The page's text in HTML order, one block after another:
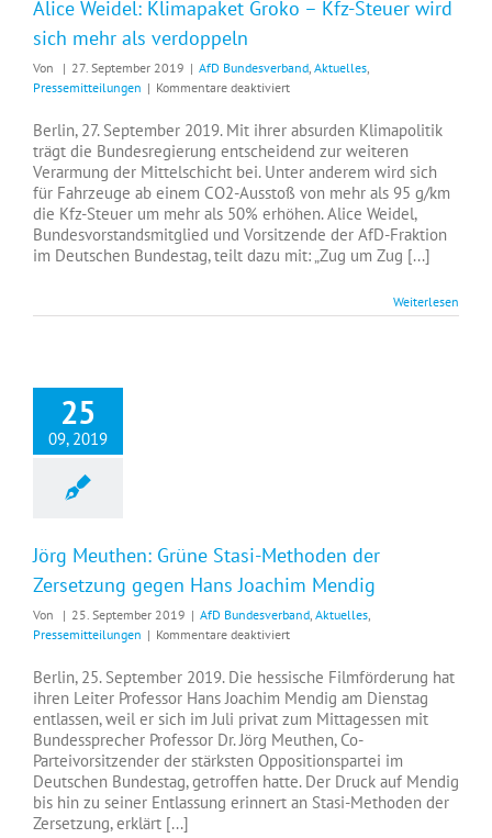
Alice Weidel: Klimapaket Groko – Kfz-Steuer wird
sich mehr als verdoppeln
Von | 27. September 2019 | AfD Bundesverband, Aktuelles,
Pressemitteilungen | Kommentare deaktiviertfür
Weidel:
Klimapaket
Groko
–
Kfz-
Steuer
wird
sich
Berlin, 27. September 2019. Mit ihrer absurden Klimapolitik
trägt die Bundesregierung entscheidend zur weiteren
Verarmung der Mittelschicht bei. Unter anderem wird sich
für Fahrzeuge ab einem CO2-Ausstoß von mehr als 95 g/km
die Kfz-Steuer um mehr als 50% erhöhen. Alice Weidel,
Bundesvorstandsmitglied und Vorsitzende der AfD-Fraktion
im Deutschen Bundestag, teilt dazu mit: „Zug um Zug [...]
Weiterlesen
25
09, 2019
Jörg Meuthen: Grüne Stasi-Methoden der
Zersetzung gegen Hans Joachim Mendig
Von | 25. September 2019 | AfD Bundesverband, Aktuelles,
Pressemitteilungen | Kommentare deaktiviertfür
Meuthen:
Grüne
Stasi-
Methoden
der
Zersetzung
gegen
Hans
Berlin, 25. September 2019. Die hessische Filmförderung hat
ihren Leiter Professor Hans Joachim Mendig am Dienstag
entlassen, weil er sich im Juli privat zum Mittagessen mit
Bundessprecher Professor Dr. Jörg Meuthen, Co-
Parteivorsitzender der stärksten Oppositionspartei im
Deutschen Bundestag, getroffen hatte. Der Druck auf Mendig
bis hin zu seiner Entlassung erinnert an Stasi-Methoden der
Zersetzung, erklärt [...]